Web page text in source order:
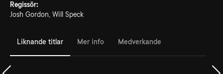
Regissör:
Josh Gordon, Will Speck
Liknande titlar Mer info Medverkande